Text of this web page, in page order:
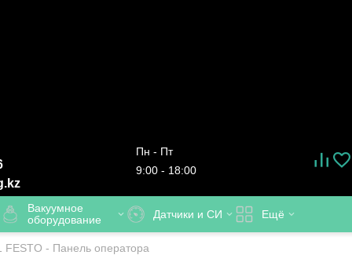
Пн - Пт
9:00 - 18:00
Вакуумное
оборудование
Датчики и СИ Ещё
FESTO - Панель оператора